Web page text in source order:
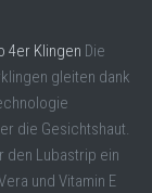
4er Klingen Die
gleiten dank
die Gesichtshaut.
den Lubastrip ein
und Vitamin E